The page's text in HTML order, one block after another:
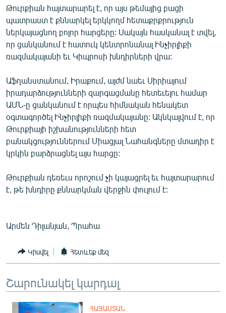
English
Русский
ՀԵՏԵՎԵՔ ՄԵԶ
«Ազատության» բոլոր կայքերը
Թուրքիան հայտարարել է, որ այս թեմայից բացի
պատրաստ է քննարկել երկկողմ հետաքրքրություն
ներկայացնող բոլոր հարցերը: Սակայն հասկանալ է տվել,
որ ցանկանում է հատուկ կենտրոնանալ Ինչիրլիքի
ռազմակայանի եւ Կիպրոսի խնդիրների վրա:
Աֆղանստանում, Իրաքում, այժմ նաեւ Սիրիայում
իրադարձությունների զարգացմանը հետեւելու համար
ԱՄՆ-ը ցանկանում է որպես հիմնական հենակետ
օգտագործել Ինչիրլիքի ռազմակայանը: Ակնկալվում է, որ
Թուրքիայի իշխանությունների հետ
բանակցություններում Միացյալ Նահանգները մտադիր է
կրկին բարձրացնել այս հարցը:
Թուրքիան դեռեւս որոշում չի կայացրել եւ հայտարարում
է, թե խնդիրը քննարկման վերջին փուլում է:
Արմեն Դիլանյան, Պրահա
Կիսվել Հետևեք մեզ
Շարունակել կարդալ
ՀԱՅԱՍՏԱՆ